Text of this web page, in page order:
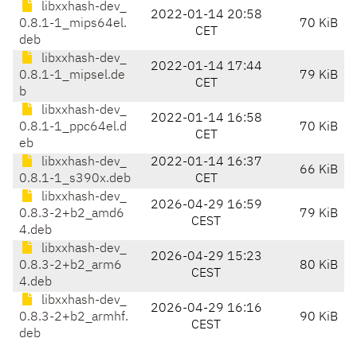
libxxhash-dev_
0.8.1-1_mips64el.
deb
2022-01-14 20:58
CET
70 KiB
libxxhash-dev_
0.8.1-1_mipsel.de
b
2022-01-14 17:44
CET
79 KiB
libxxhash-dev_
0.8.1-1_ppc64el.d
eb
2022-01-14 16:58
CET
70 KiB
libxxhash-dev_
0.8.1-1_s390x.deb
2022-01-14 16:37
CET
66 KiB
libxxhash-dev_
0.8.3-2+b2_amd6
4.deb
2026-04-29 16:59
CEST
79 KiB
libxxhash-dev_
0.8.3-2+b2_arm6
4.deb
2026-04-29 15:23
CEST
80 KiB
libxxhash-dev_
0.8.3-2+b2_armhf.
deb
2026-04-29 16:16
CEST
90 KiB